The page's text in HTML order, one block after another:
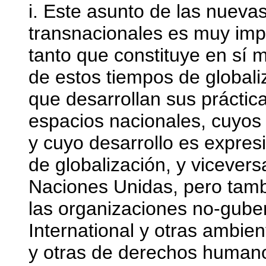
i. Este asunto de las
transnacionales es muy
tanto que constituye en sí
de estos tiempos de
que desarrollan sus
espacios nacionales,
y cuyo desarrollo es
de globalización, y
Naciones Unidas, pero
las organizaciones no-
International y otras
y otras de derechos